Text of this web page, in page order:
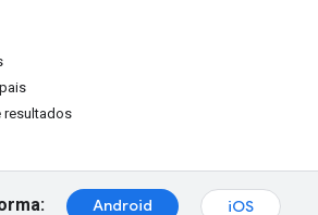
resultados
Android
iOS